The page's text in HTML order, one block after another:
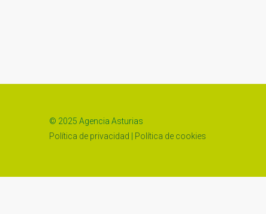
© 2025 Agencia Asturias
Política de privacidad
Política de cookies